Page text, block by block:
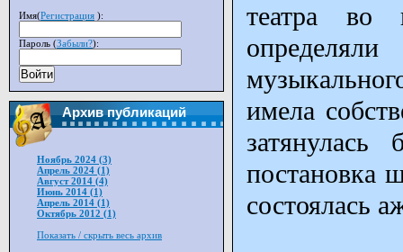
театра во
имела
постановка
состоялась
Имя(Регистрация ):
Пароль (Забыли?):
Войти
Архив публикаций
Ноябрь 2024 (3)
Апрель 2024 (1)
Август 2014 (4)
Июнь 2014 (1)
Апрель 2014 (1)
Октябрь 2012 (1)
Показать / скрыть весь архив